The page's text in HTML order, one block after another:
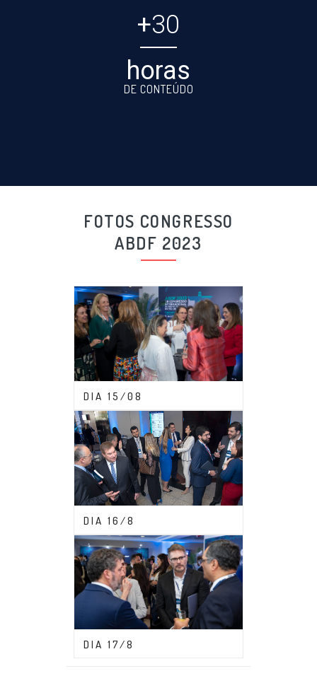
+30
horas
DE CONTEÚDO
FOTOS CONGRESSO
ABDF 2023
DIA 15/08
CONGRESSO ABDF 2023
DIA 16/8
CONGRESSO ABDF 2023
DIA 17/8
CONGRESSO ABDF 2023